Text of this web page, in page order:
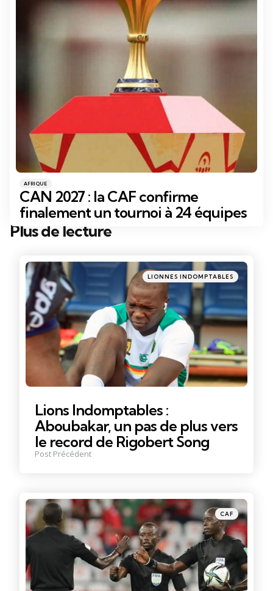
Catégories
Posté
dans
AFRIQUE
CAN 2027 : la CAF confirme
finalement un tournoi à 24 équipes
Plus de lecture
Post
Posté
dans
LIONNES INDOMPTABLES
Lions Indomptables :
Aboubakar, un pas de plus vers
le record de Rigobert Song
Post Précédent
Posté
dans
CAF